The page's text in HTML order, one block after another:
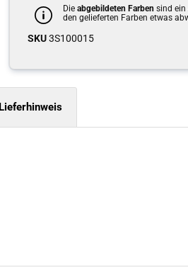
Die abgebildeten Farben sind ein
den gelieferten Farben etwas
SKU 3S100015
Lieferhinweis